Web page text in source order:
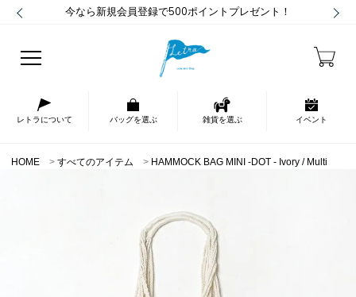
今なら新規会員登録で500ポイントプレゼント！
レトラについて バッグを選ぶ 雑貨を選ぶ イベント
HOME すべてのアイテム HAMMOCK BAG MINI -DOT - Ivory / Multi